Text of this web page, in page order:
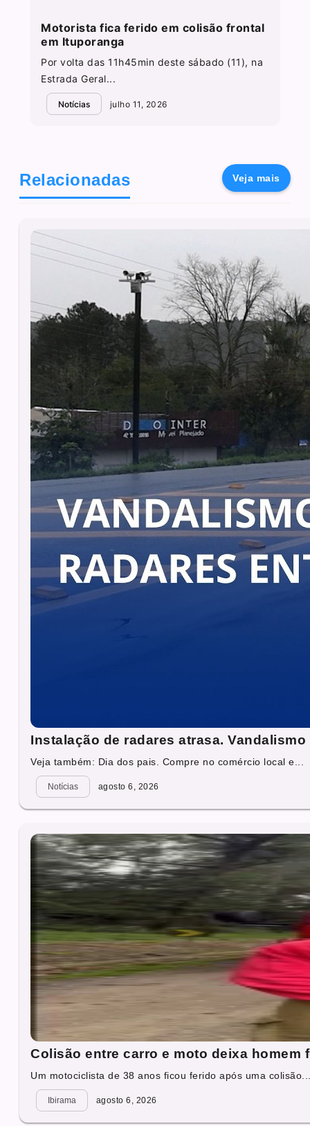
Motorista fica ferido em colisão frontal
em Ituporanga
Por volta das 11h45min deste sábado (11), na
Estrada Geral...
Notícias julho 11, 2026
Relacionadas Veja mais
Instalação de radares atrasa.
Veja também: Dia dos pais. Compre no comércio local e...
Notícias agosto 6, 2026
Colisão entre carro e moto deixa homem
Um motociclista de 38 anos ficou ferido após uma
Ibirama agosto 6, 2026